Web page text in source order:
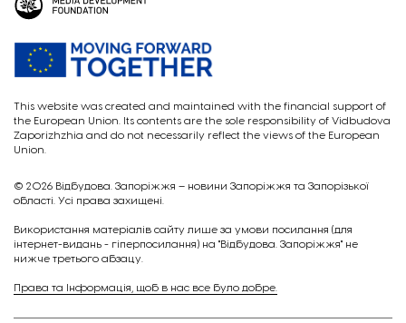
This website was created and maintained with the financial support of
the European Union. Its contents are the sole responsibility of Vidbudova
Zaporizhzhia and do not necessarily reflect the views of the European
Union.
© 2026 Відбудова. Запоріжжя – новини Запоріжжя та Запорізької
області. Усі права захищені.
Викориcтання матеріалів сайту лише за умови посилання (для
інтернет-видань - гіперпосилання) на "Відбудова. Запоріжжя" не
нижче третього абзацу.
Права та Інформація, щоб в нас все було добре.